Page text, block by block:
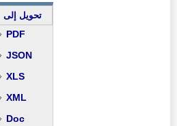
تحويل إلى
PDF
JSON
XLS
XML
Doc